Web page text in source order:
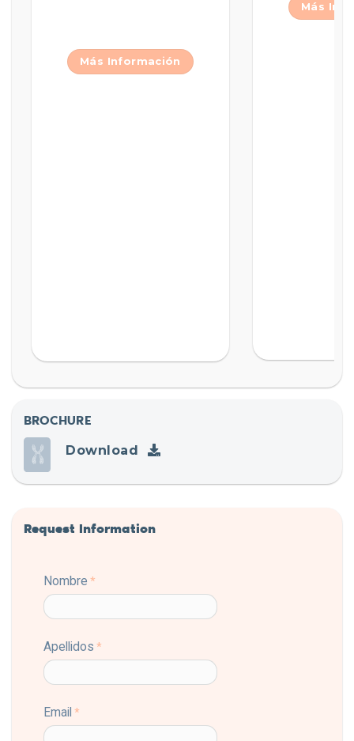
Más Información
Más
BROCHURE
Download
Request Information